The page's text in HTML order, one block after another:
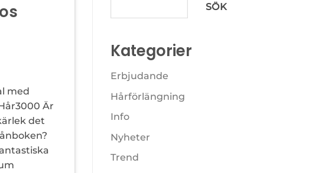
med
Är
det
SÖK
Kategorier
Erbjudande
Hårförlängning
Info
Nyheter
Trend